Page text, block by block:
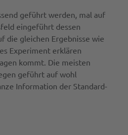
geführt werden, mal auf
eingeführt dessen
die gleichen Ergebnisse wie
Experiment erklären
kommt. Die meisten
geführt auf wohl
Information der Standard-